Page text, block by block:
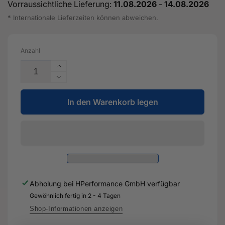
Vorraussichtliche Lieferung: 11.08.2026 - 14.08.2026
* Internationale Lieferzeiten können abweichen.
Anzahl
Erhöhe
die
Menge
für
Entlüftungsleitung
931
AB
Original
Ersatzteil
für
Verringere
die
Menge
für
201
931
-
Original
Ersatzteil
In den Warenkorb legen
Abholung bei HPerformance GmbH verfügbar
Gewöhnlich fertig in 2 - 4 Tagen
Shop-Informationen anzeigen